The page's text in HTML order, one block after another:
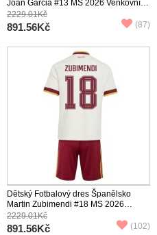
Joan Garcia #13 MS 2026 Venkovní
Krátký Rukáv (+ trenýrky)
2229.01Kč
891.56Kč (87)
Dětský Fotbalový dres Španělsko
Martin Zubimendi #18 MS 2026
Venkovní Krátký Rukáv (+ trenýrky)
2229.01Kč
891.56Kč (102)